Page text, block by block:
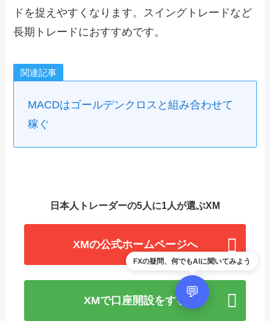
ドを捉えやすくなります。スイングトレードなど
長期トレードにおすすめです。
関連記事
MACDはゴールデンクロスと組み合わせて
稼ぐ
日本人トレーダーの5人に1人が選ぶXM
XMの公式ホームページへ
XMで口座開設をする
FXの疑問、何でもAIに聞いてみよう
💬